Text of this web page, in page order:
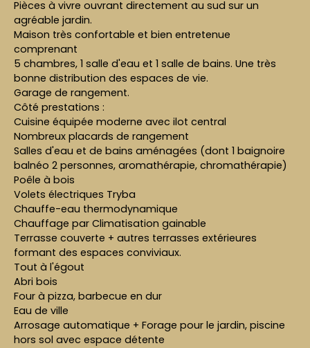
Pièces à vivre ouvrant directement au sud sur un
agréable jardin.
Maison très confortable et bien entretenue
comprenant
5 chambres, 1 salle d'eau et 1 salle de bains. Une très
bonne distribution des espaces de vie.
Garage de rangement.
Côté prestations :
Cuisine équipée moderne avec ilot central
Nombreux placards de rangement
Salles d'eau et de bains aménagées (dont 1 baignoire
balnéo 2 personnes, aromathérapie, chromathérapie)
Poêle à bois
Volets électriques Tryba
Chauffe-eau thermodynamique
Chauffage par Climatisation gainable
Terrasse couverte + autres terrasses extérieures
formant des espaces conviviaux.
Tout à l'égout
Abri bois
Four à pizza, barbecue en dur
Eau de ville
Arrosage automatique + Forage pour le jardin, piscine
hors sol avec espace détente